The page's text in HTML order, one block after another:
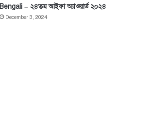
Bengali – ২৪তম আইফা অ্যাওয়ার্ড ২০২৪
December 3, 2024